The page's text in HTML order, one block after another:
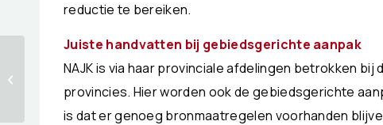
reductie te bereiken.
Juiste handvatten bij gebiedsgerichte aanpak
NAJK is via haar provinciale afdelingen betrokken
provincies. Hier worden ook de gebiedsgerichte
is dat er genoeg bronmaatregelen voorhanden
Wat deed NAJK voor
jou in september?